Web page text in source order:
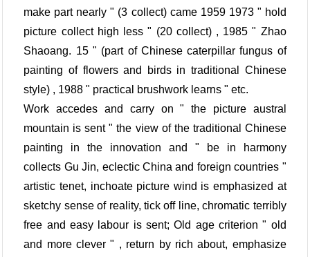
make part nearly " (3 collect) came 1959 1973 " hold
picture collect high less " (20 collect) , 1985 " Zhao
Shaoang. 15 " (part of Chinese caterpillar fungus of
painting of flowers and birds in traditional Chinese
style) , 1988 " practical brushwork learns " etc.
Work accedes and carry on " the picture austral
mountain is sent " the view of the traditional Chinese
painting in the innovation and " be in harmony
collects Gu Jin, eclectic China and foreign countries "
artistic tenet, inchoate picture wind is emphasized at
sketchy sense of reality, tick off line, chromatic terribly
free and easy labour is sent; Old age criterion " old
and more clever " , return by rich about, emphasize